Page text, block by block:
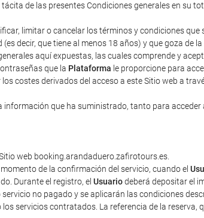
de las presentes Condiciones generales en su
limitar o cancelar los términos y condiciones
decir, que tiene al menos 18 años) y que goza
aquí expuestas, las cuales comprende y
que la Plataforma le proporcione para
costes derivados del acceso a este Sitio web a
que ha suministrado, tanto para
web booking.arandaduero.zafirotours.es.
de la confirmación del servicio, cuando el
Durante el registro, el Usuariodeberá depositar el
no pagado y se aplicarán las condiciones
servicios contratados. La referencia de la reserva,